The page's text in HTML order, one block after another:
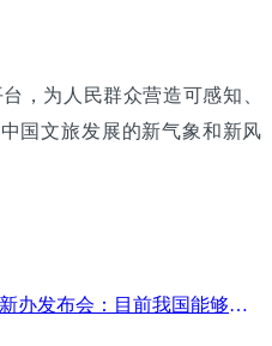
，为人民群众营造可感知、
国文旅发展的新气象和新风
后一篇：国新办发布会：目前我国能够提供自驾游服务的边境口岸达28个